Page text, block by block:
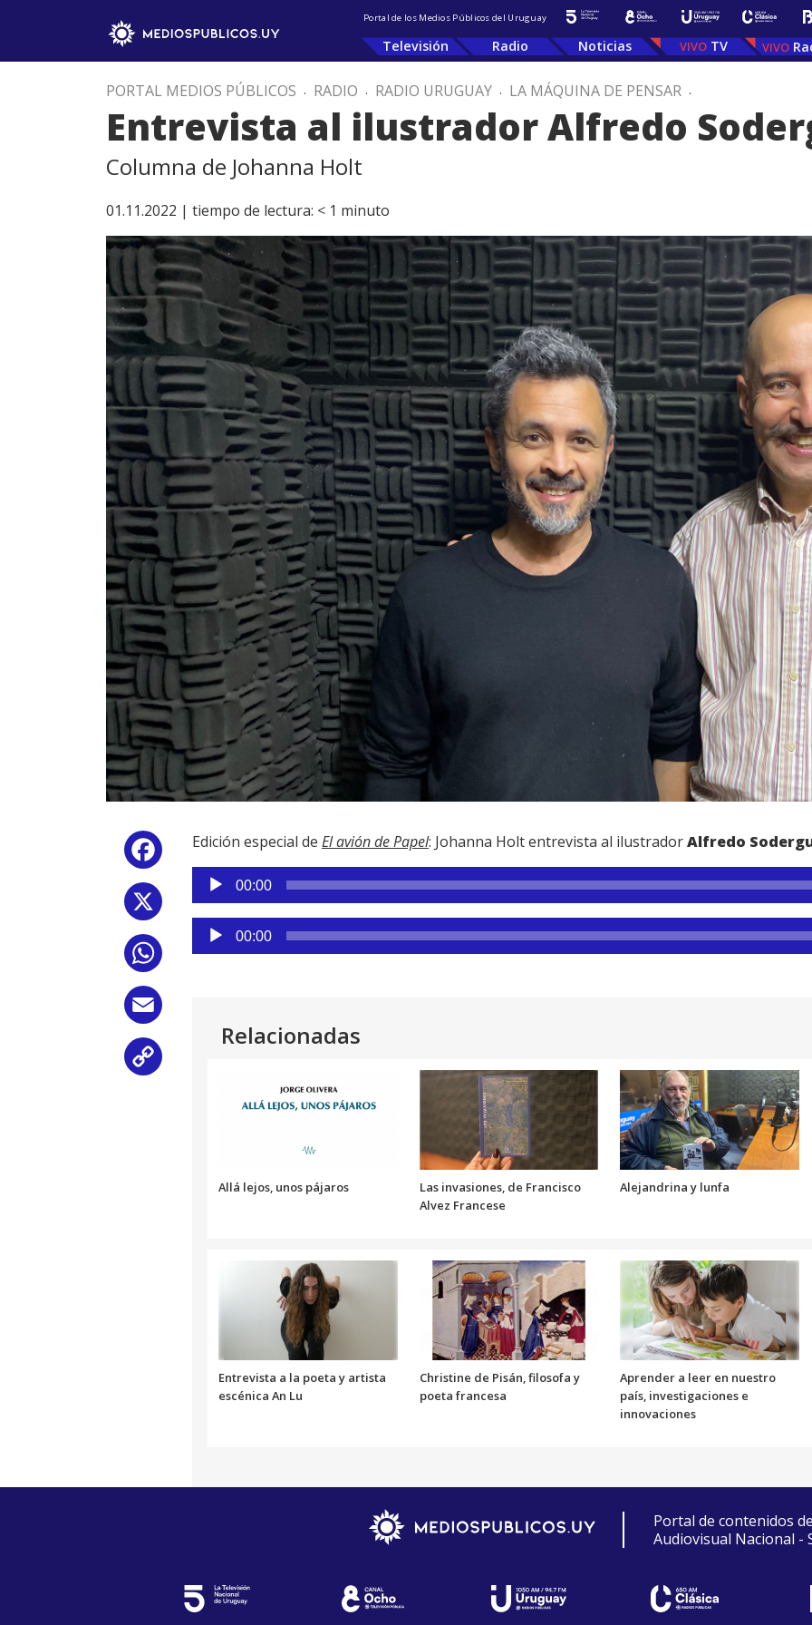
Portal de los Medios Públicos del Uruguay
Televisión Radio Noticias TV
PORTAL MEDIOS PÚBLICOS . RADIO . RADIO URUGUAY . LA MÁQUINA DE PENSAR .
Entrevista al ilustrador Alfredo
Columna de Johanna Holt
01.11.2022 | tiempo de lectura: < 1 minuto
Facebook
WhatsApp
Edición especial de El avión de Papel: Johanna Holt entrevista al ilustradorAlfredo
Reproductor
de
audio
00:00
Reproductor
de
00:00
Relacionadas
Allá lejos, unos pájaros
Las invasiones, de Francisco
Alvez Francese
Alejandrina y lunfa
Entrevista a la poeta y artista
escénica An Lu
Christine de Pisán, filosofa y
poeta francesa
Aprender a leer en nuestro
país, investigaciones e
innovaciones
Portal de contenidos
Audiovisual Nacional -